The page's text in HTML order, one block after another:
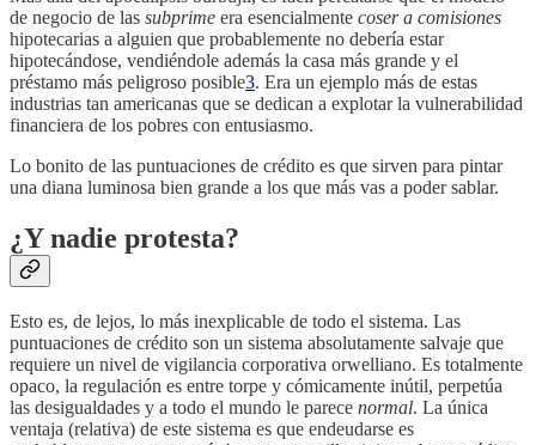
de negocio de las subprime era esencialmente coser a comisiones
hipotecarias a alguien que probablemente no debería estar
hipotecándose, vendiéndole además la casa más grande y el
préstamo más peligroso posible3. Era un ejemplo más de estas
industrias tan americanas que se dedican a explotar la vulnerabilidad
financiera de los pobres con entusiasmo.
Lo bonito de las puntuaciones de crédito es que sirven para pintar
una diana luminosa bien grande a los que más vas a poder sablar.
¿Y nadie protesta?
Esto es, de lejos, lo más inexplicable de todo el sistema. Las
puntuaciones de crédito son un sistema absolutamente salvaje que
requiere un nivel de vigilancia corporativa orwelliano. Es totalmente
opaco, la regulación es entre torpe y cómicamente inútil, perpetúa
las desigualdades y a todo el mundo le parece normal. La única
ventaja (relativa) de este sistema es que endeudarse es